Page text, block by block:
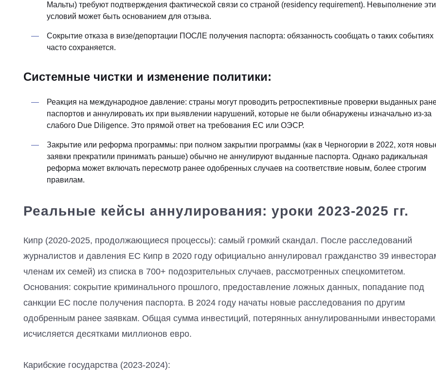
Мальты) требуют подтверждения фактической связи со страной (residency requirement). Невыполнение
условий может быть основанием для отзыва.
Сокрытие отказа в визе/депортации ПОСЛЕ получения паспорта: обязанность сообщать о таких событиях
часто сохраняется.
Системные чистки и изменение политики:
Реакция на международное давление: страны могут проводить ретроспективные проверки выданных
паспортов и аннулировать их при выявлении нарушений, которые не были обнаружены изначально из-за
слабого Due Diligence. Это прямой ответ на требования ЕС или ОЭСР.
Закрытие или реформа программы: при полном закрытии программы (как в Черногории в 2022, хотя
заявки прекратили принимать раньше) обычно не аннулируют выданные паспорта. Однако радикальная
реформа может включать пересмотр ранее одобренных случаев на соответствие новым, более строгим
правилам.
Реальные кейсы аннулирования: уроки 2023-2025 гг.
Кипр (2020-2025, продолжающиеся процессы): cамый громкий скандал. После расследований
журналистов и давления ЕС Кипр в 2020 году официально аннулировал гражданство 39
членам их семей) из списка в 700+ подозрительных случаев, рассмотренных спецкомитетом.
Основания: сокрытие криминального прошлого, предоставление ложных данных, попадание под
санкции ЕС после получения паспорта. В 2024 году начаты новые расследования по другим
одобренным ранее заявкам. Общая сумма инвестиций, потерянных аннулированными
исчисляется десятками миллионов евро.
Карибские государства (2023-2024):